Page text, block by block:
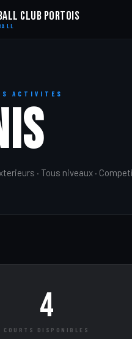
Club Portois
ACTIVITES
· Tous niveaux ·
4
COURTS DISPONIBLES